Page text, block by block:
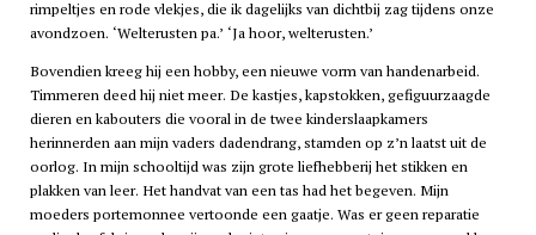
rimpeltjes en rode vlekjes, die ik dagelijks van dichtbij zag tijdens onze
avondzoen. ‘Welterusten pa.’ ‘Ja hoor, welterusten.’
Bovendien kreeg hij een hobby, een nieuwe vorm van handenarbeid.
Timmeren deed hij niet meer. De kastjes, kapstokken, gefiguurzaagde
dieren en kabouters die vooral in de twee kinderslaapkamers
herinnerden aan mijn vaders dadendrang, stamden op z’n laatst uit de
oorlog. In mijn schooltijd was zijn grote liefhebberij het stikken en
plakken van leer. Het handvat van een tas had het begeven. Mijn
moeders portemonnee vertoonde een gaatje. Was er geen reparatie